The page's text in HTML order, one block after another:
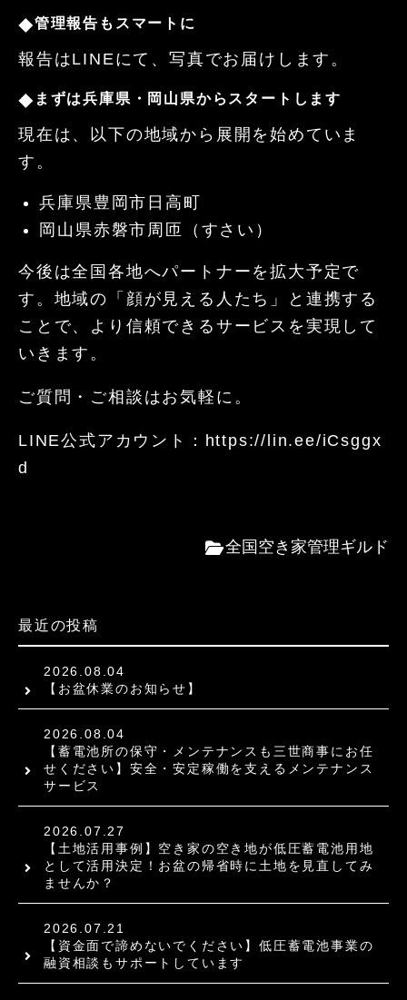
◆管理報告もスマートに
報告はLINEにて、写真でお届けします。
◆ まずは兵庫県・岡山県からスタートします
現在は、以下の地域から展開を始めていま
す。
兵庫県豊岡市日高町
岡山県赤磐市周匝（すさい）
今後は全国各地へパートナーを拡大予定で
す。 地域の「顔が見える人たち」と連携する
ことで、より信頼できるサービスを実現して
いきます。
ご質問・ご相談はお気軽に。
LINE公式アカウント：https://lin.ee/iCsggx
d
全国空き家管理ギルド
最近の投稿
2026.08.04
【お盆休業のお知らせ】
2026.08.04
【蓄電池所の保守・メンテナンスも三世商事にお任
せください】安全・安定稼働を支えるメンテナンス
サービス
2026.07.27
【土地活用事例】空き家の空き地が低圧蓄電池用地
として活用決定！お盆の帰省時に土地を見直してみ
ませんか？
2026.07.21
【資金面で諦めないでください】低圧蓄電池事業の
融資相談もサポートしています